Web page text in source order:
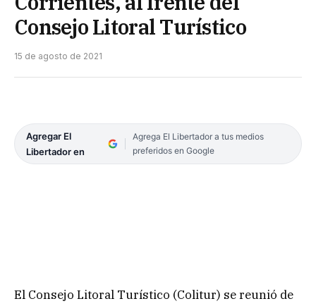
Consejo Litoral Turístico
15 de agosto de 2021
Agregar El
Libertador en
Agrega El Libertador a tus medios
preferidos en Google
El Consejo Litoral Turístico (Colitur) se reunió de